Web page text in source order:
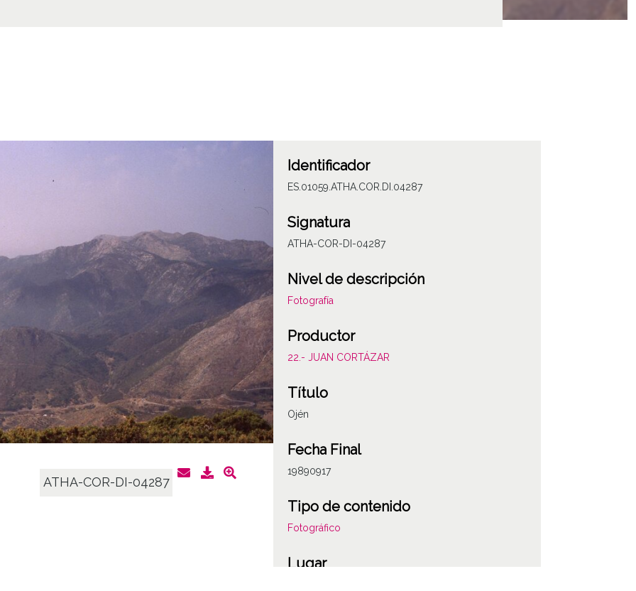
ATHA-COR-DI-04287
Identificador
ES.01059.ATHA.COR.DI.04287
Signatura
ATHA-COR-DI-04287
Nivel de descripción
Fotografía
Productor
22.- JUAN CORTÁZAR
Título
Ojén
Fecha Final
19890917
Tipo de contenido
Fotográfico
Lugar